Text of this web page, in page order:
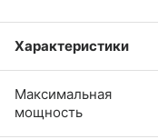
Характеристики
Максимальная
мощность